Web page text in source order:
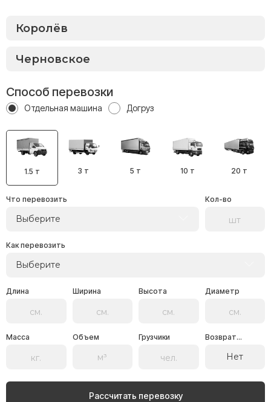
Способ перевозки
Отдельная машина Догруз
1.5 т 3 т 5 т 10 т 20 т
Что перевозить
Выберите
Кол-во
Как перевозить
Выберите
Длина Ширина Высота Диаметр
Масса Объем Грузчики Возврат...
Нет
Рассчитать перевозку